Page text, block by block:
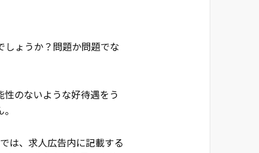
しょうか？問題か問題でな
のないような好待遇をう
は、求人広告内に記載する